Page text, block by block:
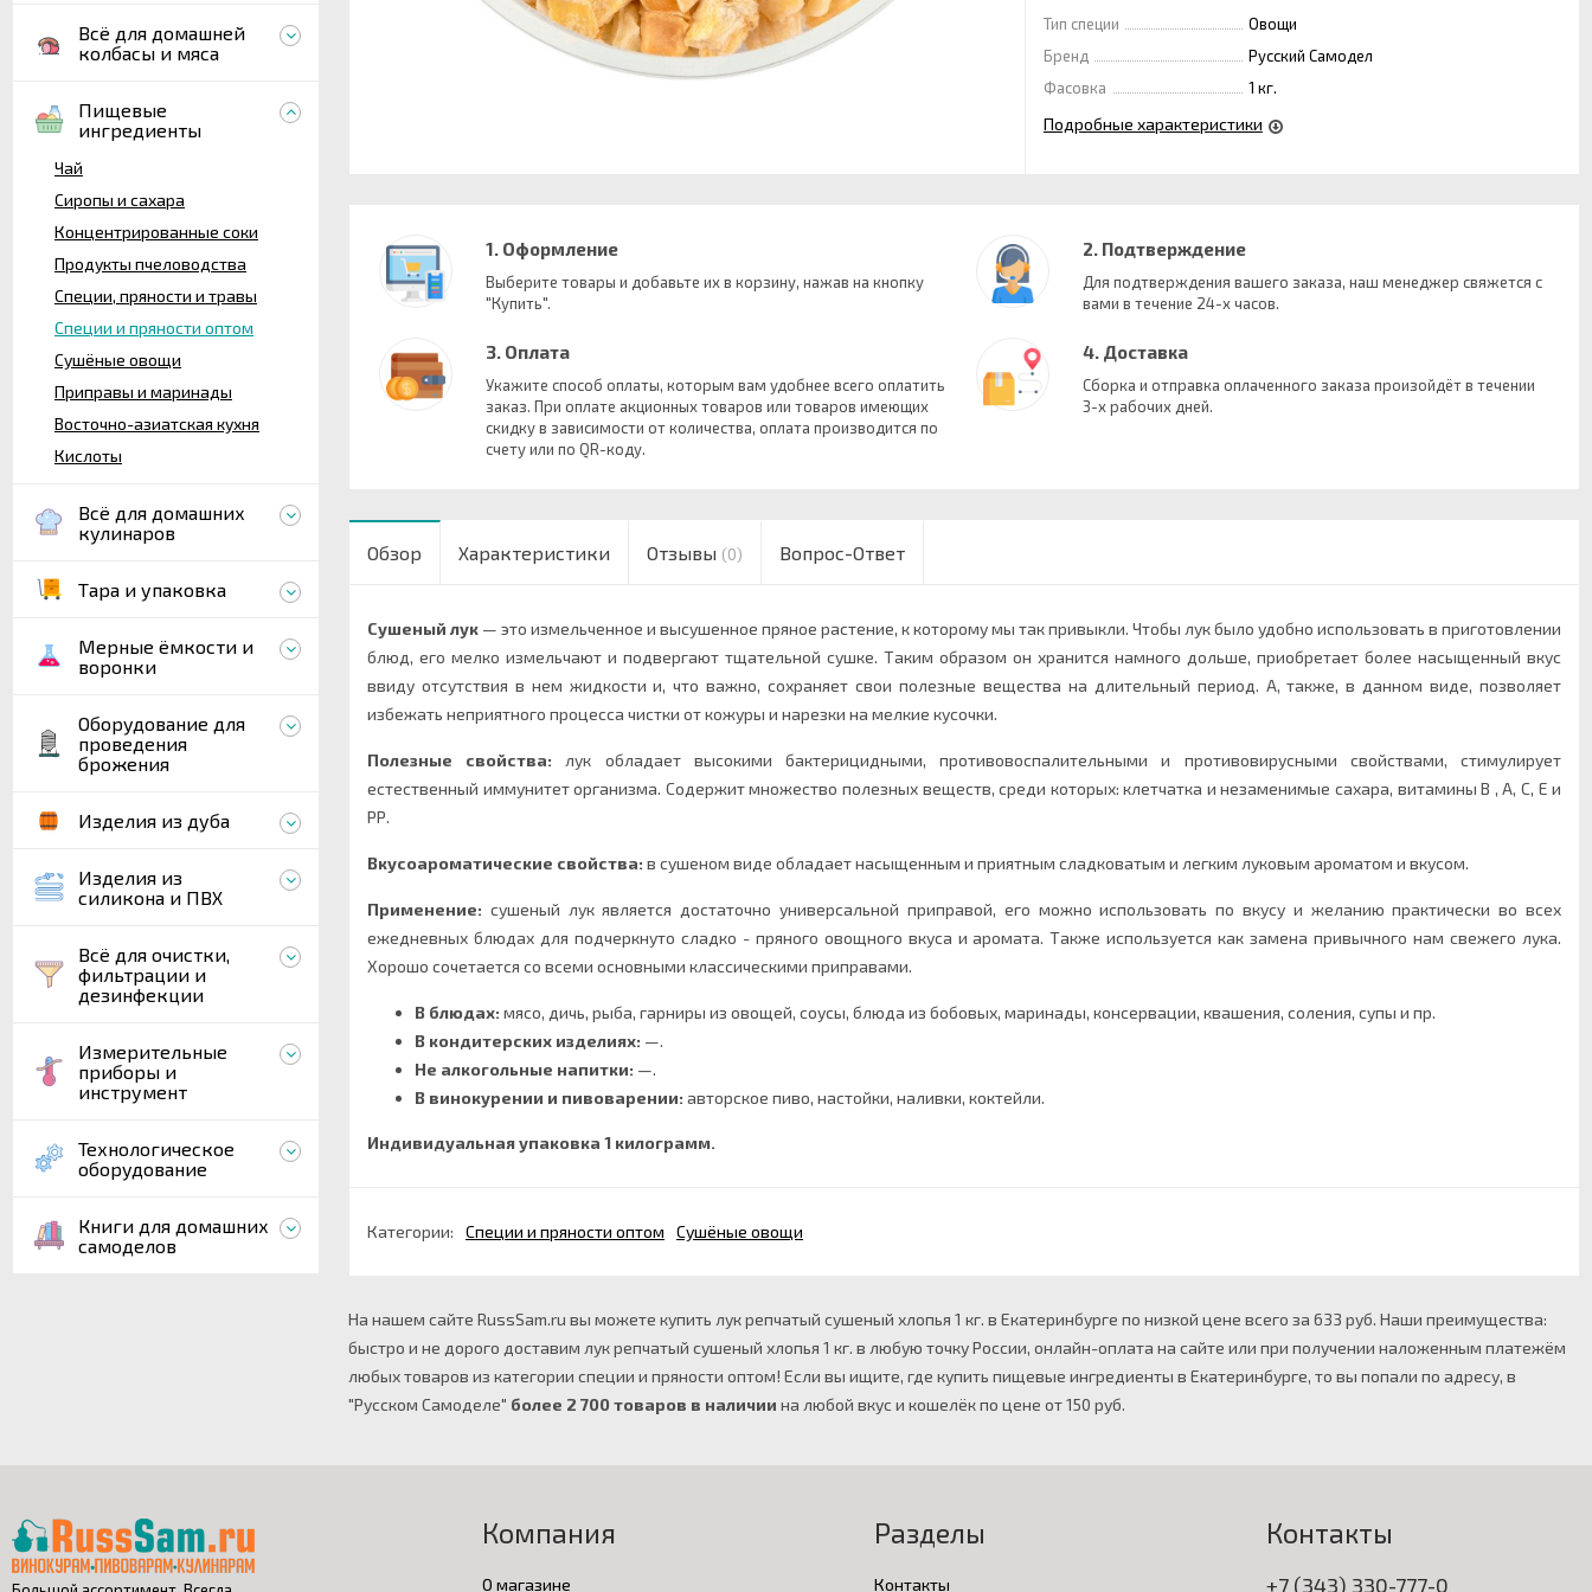
Всё для домашней
колбасы и мяса
Пищевые
ингредиенты
Чай
Сиропы и сахара
Концентрированные соки
Продукты пчеловодства
Специи, пряности и травы
Специи и пряности оптом
Сушёные овощи
Приправы и маринады
Восточно-азиатская кухня
Кислоты
Всё для домашних
кулинаров
Тара и упаковка
Мерные ёмкости и
воронки
Оборудование для
проведения
брожения
Изделия из дуба
Изделия из
силикона и ПВХ
Всё для очистки,
фильтрации и
дезинфекции
Измерительные
приборы и
инструмент
Технологическое
оборудование
Книги для домашних
самоделов
Тип специи
Овощи
Бренд
Русский Самодел
Фасовка
1 кг.
Подробные характеристики
1. Оформление
Выберите товары и добавьте их в корзину, нажав на кнопку
"Купить".
2. Подтверждение
Для подтверждения вашего заказа, наш менеджер свяжется с
вами в течение 24-х часов.
3. Оплата
Укажите способ оплаты, которым вам удобнее всего оплатить
заказ. При оплате акционных товаров или товаров имеющих
скидку в зависимости от количества, оплата производится по
счету или по QR-коду.
4. Доставка
Сборка и отправка оплаченного заказа произойдёт в течении
3-х рабочих дней.
Обзор Характеристики Отзывы (0) Вопрос-Ответ
Сушеный лук — это измельченное и высушенное пряное растение, к которому мы так привыкли. Чтобы лук было удобно использовать в приготовлении
блюд, его мелко измельчают и подвергают тщательной сушке. Таким образом он хранится намного дольше, приобретает более насыщенный вкус
ввиду отсутствия в нем жидкости и, что важно, сохраняет свои полезные вещества на длительный период. А, также, в данном виде, позволяет
избежать неприятного процесса чистки от кожуры и нарезки на мелкие кусочки.
Полезные свойства: лук обладает высокими бактерицидными, противовоспалительными и противовирусными свойствами, стимулирует
естественный иммунитет организма. Содержит множество полезных веществ,среди которых: клетчатка инезаменимыесахара, витамины В , A, C, E и
РР.
Вкусоароматические свойства: в сушеном виде обладает насыщенным и приятным сладковатым и легким луковым ароматом и вкусом.
Применение: сушеный лук является достаточно универсальной приправой, его можно использовать по вкусу и желанию практически во всех
ежедневных блюдах для подчеркнуто сладко - пряного овощного вкуса и аромата. Также используется как замена привычного нам свежего лука.
Хорошо сочетается со всеми основными классическими приправами.
В блюдах: мясо, дичь, рыба, гарниры из овощей, соусы, блюда из бобовых, маринады, консервации, квашения, соления, супы и пр.
В кондитерских изделиях: —.
Не алкогольные напитки: —.
В винокурении и пивоварении: авторское пиво, настойки, наливки, коктейли.
Индивидуальная упаковка 1 килограмм.
Категории: Специи и пряности оптом Сушёные овощи
На нашем сайте RussSam.ru вы можете купить лук репчатый сушеный хлопья 1 кг. в Екатеринбурге по низкой цене всего за 633 руб. Наши преимущества:
быстро и не дорого доставим лук репчатый сушеный хлопья 1 кг. в любую точку России, онлайн-оплата на сайте или при получении наложенным платежём
любых товаров из категории специи и пряности оптом! Если вы ищите, где купить пищевые ингредиенты в Екатеринбурге, то вы попали по адресу, в
"Русском Самоделе" более 2 700 товаров в наличии на любой вкус и кошелёк по цене от 150 руб.
Компания
О магазине
Разделы
Контакты
Контакты
+7 (343) 330-777-0